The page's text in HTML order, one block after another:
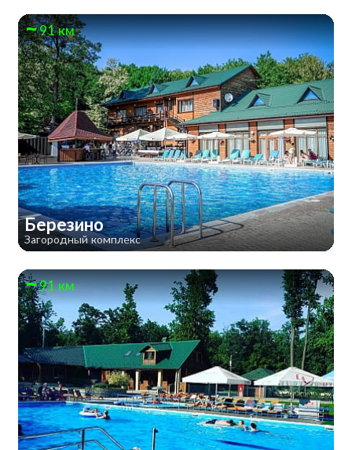
91 км
Березино
Загородный комплекс
91 км